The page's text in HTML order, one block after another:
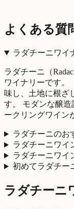
よくある質
ラダチーニワイ
ラダチーニ（
ワイナリーです。
味し、土地に根ざ
す。 モダンな醸
ークリングワイン
ラダチーニのお
ラダチーニワイ
ラダチーニワイ
初めてラダチー
ラダチーニ